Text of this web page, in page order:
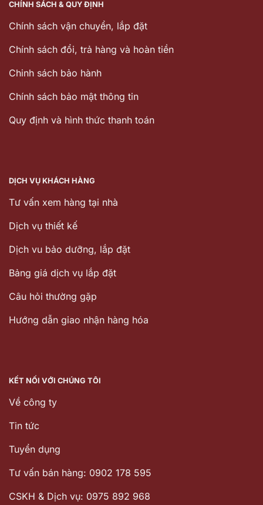
CHÍNH SÁCH & QUY ĐỊNH
Chính sách vận chuyển, lắp đặt
Chính sách đổi, trả hàng và hoàn tiền
Chinh sách bảo hành
Chính sách bảo mật thông tin
Quy định và hình thức thanh toán
DỊCH VỤ KHÁCH HÀNG
Tư vấn xem hàng tại nhà
Dịch vụ thiết kế
Dịch vu bảo dưỡng, lắp đặt
Bảng giá dịch vụ lắp đặt
Câu hỏi thường gặp
Hướng dẫn giao nhận hàng hóa
KẾT NỐI VỚI CHÚNG TÔI
Về công ty
Tin tức
Tuyển dụng
Tư vấn bán hàng: 0902 178 595
CSKH & Dịch vụ: 0975 892 968